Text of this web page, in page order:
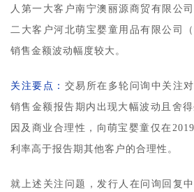
人第一大客户南宁澳丽源商贸有限公
二大客户河北萌宝婴童用品有限公司
销售金额波动幅度较大。
关注要点： 交易所在多轮问询中关注
销售金额报告期内出现大幅波动且舍
因及商业合理性，向萌宝婴童仅在
利率高于报告期其他客户的合理性。
就上述关注问题，发行人在问询回复